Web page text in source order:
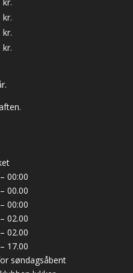
kr.
kr.
kr.
00:00
00.00
00:00
02.00
02.00
17.00
søndagsåbent